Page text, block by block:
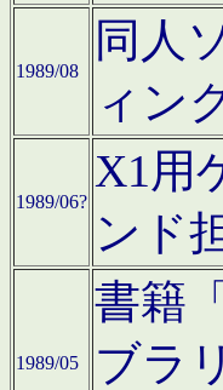
1989/08
同人
ィン
1989/06?
X1用
ンド
1989/05
書籍
ブラ